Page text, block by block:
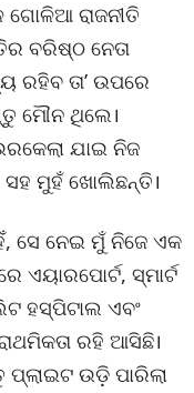
ଗୋଳିଆ ରାଜନୀତି
ବରିଷ୍ଠ ନେତା
ରହିବ ତା’ ଉପରେ
ମୌନ ଥିଲେ।
ଯାଇ ନିଜ
ସହ ମୁହଁ ଖୋଲିଛନ୍ତି।
ସେ ନେଇ ମୁଁ ନିଜେ ଏକ
ଏୟାରପୋର୍ଟ, ସ୍ମାର୍ଟ
ହସ୍ପିଟାଲ ଏବଂ
ରହି ଆସିଛି।
ପ୍ଲାଇଟ ଉଡ଼ି ପାରିଲା